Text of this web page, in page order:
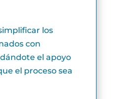
los
con
el apoyo
el proceso sea